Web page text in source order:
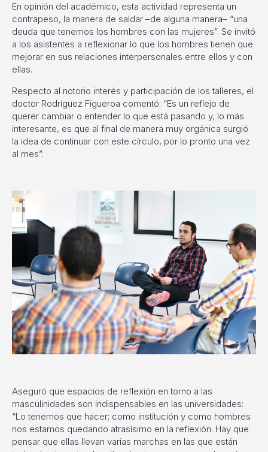
En opinión del académico, esta actividad representa un
contrapeso, la manera de saldar –de alguna manera– “una
deuda que tenemos los hombres con las mujeres”. Se invitó
a los asistentes a reflexionar lo que los hombres tienen que
mejorar en sus relaciones interpersonales entre ellos y con
ellas.
Respecto al notorio interés y participación de los talleres, el
doctor Rodríguez Figueroa comentó: “Es un reflejo de
querer cambiar o entender lo que está pasando y, lo más
interesante, es que al final de manera muy orgánica surgió
la idea de continuar con este círculo, por lo pronto una vez
al mes”.
Aseguró que espacios de reflexión en torno a las
masculinidades son indispensables en las universidades:
“Lo tenemos que hacer; como institución y como hombres
nos estamos quedando atrasísimo en la reflexión. Hay que
pensar que ellas llevan varias marchas en las que están